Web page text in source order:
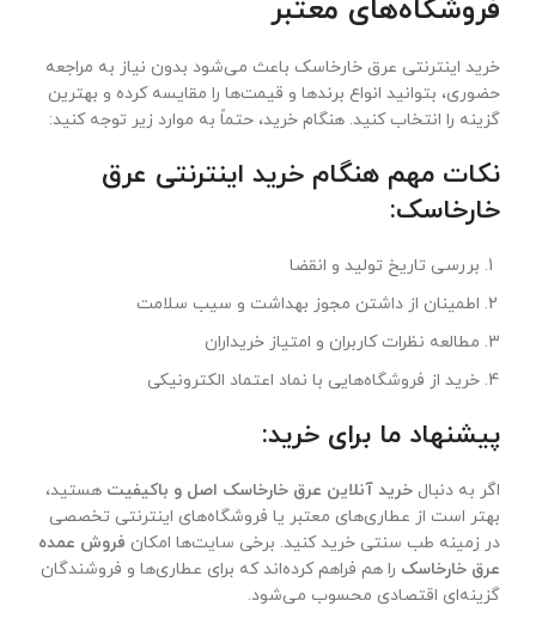
فروشگاه‌های معتبر
خرید اینترنتی عرق خارخاسک باعث می‌شود بدون نیاز به مراجعه
حضوری، بتوانید انواع برندها و قیمت‌ها را مقایسه کرده و بهترین
گزینه را انتخاب کنید. هنگام خرید، حتماً به موارد زیر توجه کنید:
نکات مهم هنگام خرید اینترنتی عرق
خارخاسک:
بررسی تاریخ تولید و انقضا
اطمینان از داشتن مجوز بهداشت و سیب سلامت
مطالعه نظرات کاربران و امتیاز خریداران
خرید از فروشگاه‌هایی با نماد اعتماد الکترونیکی
پیشنهاد ما برای خرید:
اگر به دنبال خرید آنلاین عرق خارخاسک اصل و باکیفیت هستید،
بهتر است از عطاری‌های معتبر یا فروشگاه‌های اینترنتی تخصصی
در زمینه طب سنتی خرید کنید. برخی سایت‌ها امکان فروش عمده
عرق خارخاسک را هم فراهم کرده‌اند که برای عطاری‌ها و فروشندگان
گزینه‌ای اقتصادی محسوب می‌شود.